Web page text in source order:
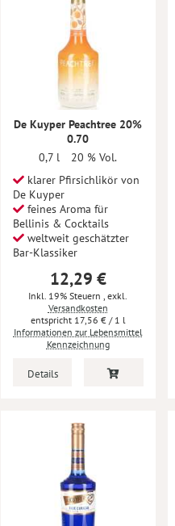
De Kuyper Peachtree 20%
0.70
0,7 l
20 % Vol.
klarer Pfirsichlikör von
De Kuyper
feines Aroma für
Bellinis & Cocktails
weltweit geschätzter
Bar-Klassiker
12,29 €
Inkl. 19% Steuern, exkl.
Versandkosten
17,56 €/ 1 l
Informationen zur Lebensmittel
Kennzeichnung
Details